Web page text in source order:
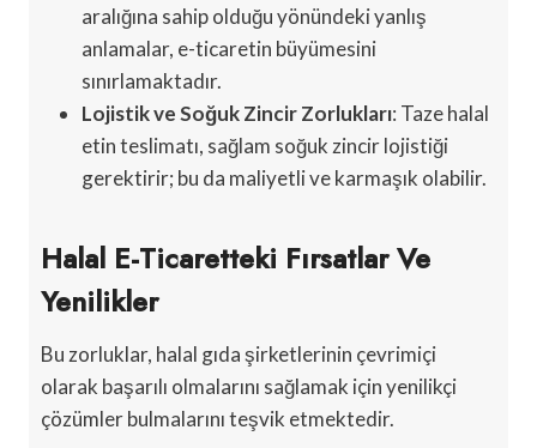
aralığına sahip olduğu yönündeki yanlış
anlamalar, e-ticaretin büyümesini
sınırlamaktadır.
Lojistik ve Soğuk Zincir Zorlukları: Taze halal
etin teslimatı, sağlam soğuk zincir lojistiği
gerektirir; bu da maliyetli ve karmaşık olabilir.
Halal E-Ticaretteki Fırsatlar Ve
Yenilikler
Bu zorluklar, halal gıda şirketlerinin çevrimiçi
olarak başarılı olmalarını sağlamak için yenilikçi
çözümler bulmalarını teşvik etmektedir.